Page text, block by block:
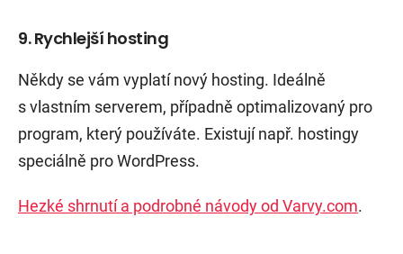
9. Rychlejší hosting
Někdy se vám vyplatí nový hosting. Ideálně
s vlastním serverem, případně optimalizovaný pro
program, který používáte. Existují např. hostingy
speciálně pro WordPress.
Hezké shrnutí a podrobné návody od Varvy.com.